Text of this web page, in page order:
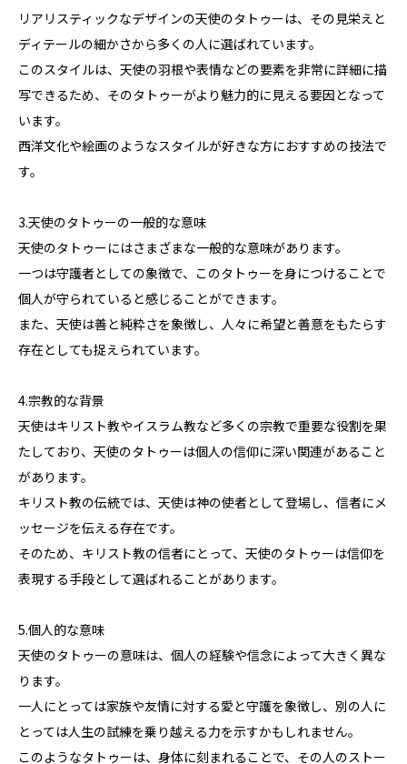
リアリスティックなデザインの天使のタトゥーは、その見栄えと
ディテールの細かさから多くの人に選ばれています。
このスタイルは、天使の羽根や表情などの要素を非常に詳細に描
写できるため、そのタトゥーがより魅力的に見える要因となって
います。
西洋文化や絵画のようなスタイルが好きな方におすすめの技法で
す。
3.天使のタトゥーの一般的な意味
天使のタトゥーにはさまざまな一般的な意味があります。
一つは守護者としての象徴で、このタトゥーを身につけることで
個人が守られていると感じることができます。
また、天使は善と純粋さを象徴し、人々に希望と善意をもたらす
存在としても捉えられています。
4.宗教的な背景
天使はキリスト教やイスラム教など多くの宗教で重要な役割を果
たしており、天使のタトゥーは個人の信仰に深い関連があること
があります。
キリスト教の伝統では、天使は神の使者として登場し、信者にメ
ッセージを伝える存在です。
そのため、キリスト教の信者にとって、天使のタトゥーは信仰を
表現する手段として選ばれることがあります。
5.個人的な意味
天使のタトゥーの意味は、個人の経験や信念によって大きく異な
ります。
一人にとっては家族や友情に対する愛と守護を象徴し、別の人に
とっては人生の試練を乗り越える力を示すかもしれません。
このようなタトゥーは、身体に刻まれることで、その人のストー